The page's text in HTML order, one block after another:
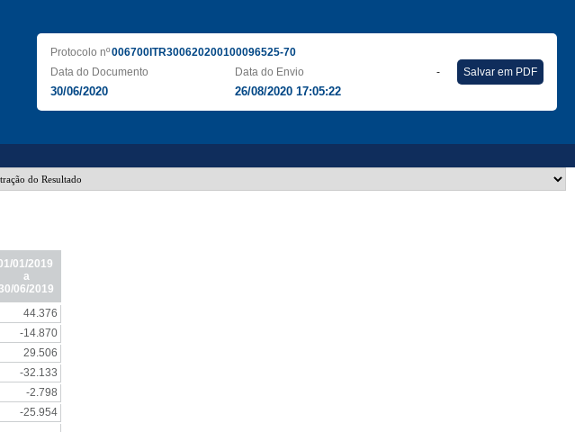
Protocolo nº006700ITR300620200100096525-70
Data do Documento
30/06/2020
Data do Envio
26/08/2020 17:05:22
- Salvar em PDF